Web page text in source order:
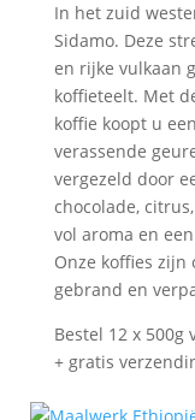
In het zuid
Sidamo. Deze
en rijke vulkaan
koffieteelt. Met
koffie koopt u
verassende
vergezeld door
chocolade,
vol aroma en
Onze koffies
gebrand en
Bestel 12 x 500g
+ gratis